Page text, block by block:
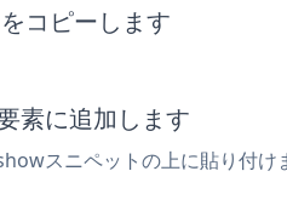
コピーします
素に追加します
スニペットの上に貼り付け